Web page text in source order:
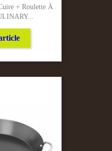
+ Roulette À